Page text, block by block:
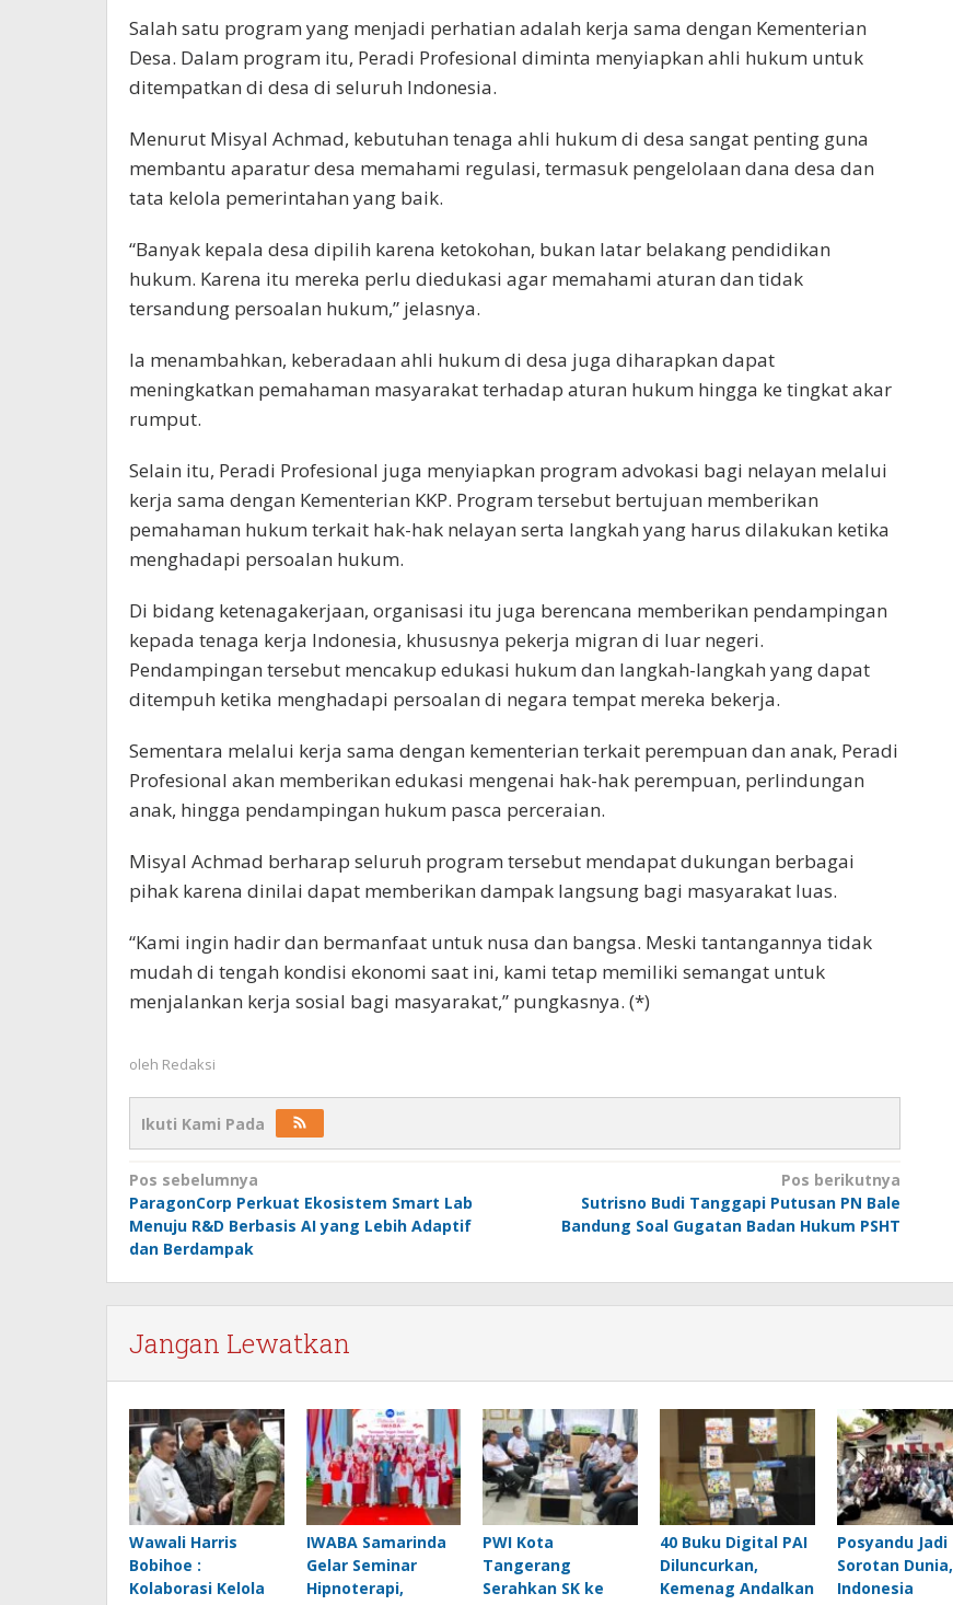
Salah satu program yang menjadi perhatian adalah kerja sama dengan Kementerian
Desa. Dalam program itu, Peradi Profesional diminta menyiapkan ahli hukum untuk
ditempatkan di desa di seluruh Indonesia.
Menurut Misyal Achmad, kebutuhan tenaga ahli hukum di desa sangat penting guna
membantu aparatur desa memahami regulasi, termasuk pengelolaan dana desa dan
tata kelola pemerintahan yang baik.
“Banyak kepala desa dipilih karena ketokohan, bukan latar belakang pendidikan
hukum. Karena itu mereka perlu diedukasi agar memahami aturan dan tidak
tersandung persoalan hukum,” jelasnya.
Ia menambahkan, keberadaan ahli hukum di desa juga diharapkan dapat
meningkatkan pemahaman masyarakat terhadap aturan hukum hingga ke tingkat akar
rumput.
Selain itu, Peradi Profesional juga menyiapkan program advokasi bagi nelayan melalui
kerja sama dengan Kementerian KKP. Program tersebut bertujuan memberikan
pemahaman hukum terkait hak-hak nelayan serta langkah yang harus dilakukan ketika
menghadapi persoalan hukum.
Di bidang ketenagakerjaan, organisasi itu juga berencana memberikan pendampingan
kepada tenaga kerja Indonesia, khususnya pekerja migran di luar negeri.
Pendampingan tersebut mencakup edukasi hukum dan langkah-langkah yang dapat
ditempuh ketika menghadapi persoalan di negara tempat mereka bekerja.
Sementara melalui kerja sama dengan kementerian terkait perempuan dan anak, Peradi
Profesional akan memberikan edukasi mengenai hak-hak perempuan, perlindungan
anak, hingga pendampingan hukum pasca perceraian.
Misyal Achmad berharap seluruh program tersebut mendapat dukungan berbagai
pihak karena dinilai dapat memberikan dampak langsung bagi masyarakat luas.
“Kami ingin hadir dan bermanfaat untuk nusa dan bangsa. Meski tantangannya tidak
mudah di tengah kondisi ekonomi saat ini, kami tetap memiliki semangat untuk
menjalankan kerja sosial bagi masyarakat,” pungkasnya. (*)
oleh Redaksi
Ikuti Kami Pada
Navigasi
pos
Pos sebelumnya
ParagonCorp Perkuat Ekosistem Smart Lab
Menuju R&D Berbasis AI yang Lebih Adaptif
dan Berdampak
Pos berikutnya
Sutrisno Budi Tanggapi Putusan PN Bale
Bandung Soal Gugatan Badan Hukum PSHT
Jangan Lewatkan
Wawali Harris
Bobihoe :
Kolaborasi Kelola
IWABA Samarinda
Gelar Seminar
Hipnoterapi,
PWI Kota
Tangerang
Serahkan SK ke
40 Buku Digital PAI
Diluncurkan,
Kemenag Andalkan
Posyandu Jadi
Sorotan Dunia,
Indonesia